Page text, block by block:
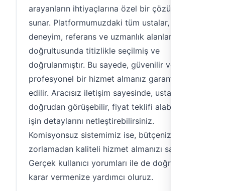
arayanların ihtiyaçlarına özel bir çözüm
sunar. Platformumuzdaki tüm ustalar,
deneyim, referans ve uzmanlık alanları
doğrultusunda titizlikle seçilmiş ve
doğrulanmıştır. Bu sayede, güvenilir ve
profesyonel bir hizmet almanız garanti
edilir. Aracısız iletişim sayesinde, ustayla
doğrudan görüşebilir, fiyat teklifi alabilir ve
işin detaylarını netleştirebilirsiniz.
Komisyonsuz sistemimiz ise, bütçenizi
zorlamadan kaliteli hizmet almanızı sağlar.
Gerçek kullanıcı yorumları ile de doğru
karar vermenize yardımcı oluruz.